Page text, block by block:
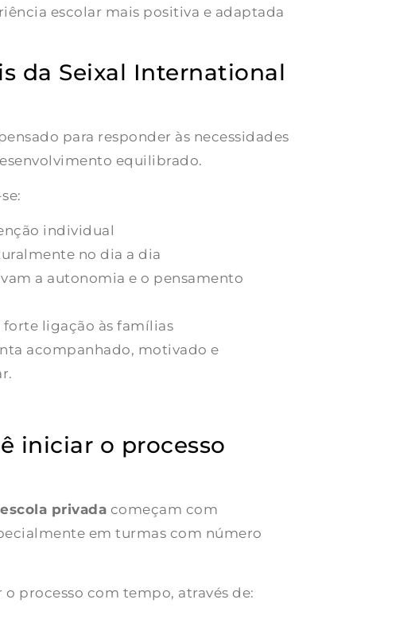
escolar mais positiva e adaptada
da Seixal International
para responder às necessidades
equilibrado.
individual
no dia a dia
a autonomia e o pensamento
forte ligação às famílias
acompanhado, motivado e
iniciar o processo
privada começam com
em turmas com número
processo com tempo, através de: